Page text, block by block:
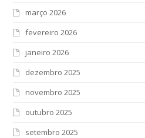
março 2026
fevereiro 2026
janeiro 2026
dezembro 2025
novembro 2025
outubro 2025
setembro 2025